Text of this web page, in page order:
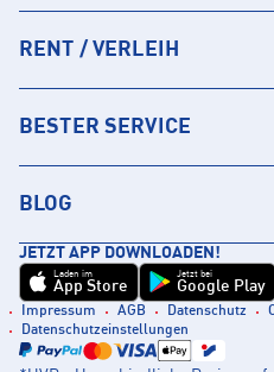
RENT / VERLEIH
BESTER SERVICE
BLOG
JETZT APP DOWNLOADEN!
Laden im
App Store
Jetzt bei
Google Play
Impressum AGB Datenschutz
Datenschutzeinstellungen